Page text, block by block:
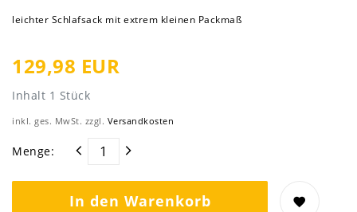
leichter Schlafsack mit extrem kleinen Packmaß
129,98 EUR
Inhalt 1 Stück
inkl. ges. MwSt. zzgl. Versandkosten
Menge:
In den Warenkorb